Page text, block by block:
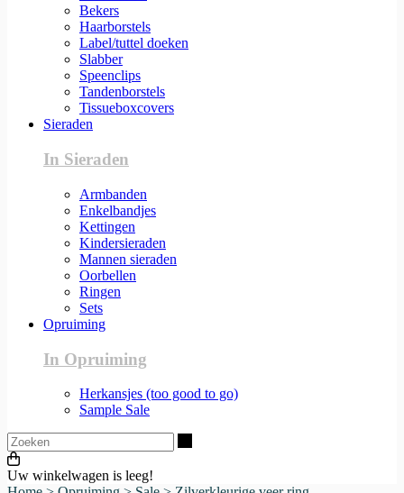
Bekers
Haarborstels
Label/tuttel doeken
Slabber
Speenclips
Tandenborstels
Tissueboxcovers
Sieraden
In Sieraden
Armbanden
Enkelbandjes
Kettingen
Kindersieraden
Mannen sieraden
Oorbellen
Ringen
Sets
Opruiming
In Opruiming
Herkansjes (too good to go)
Sample Sale
Uw winkelwagen is leeg!